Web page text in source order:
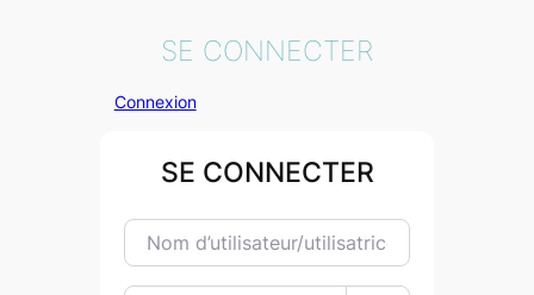
SE CONNECTER
Connexion
SE CONNECTER
Nom d’utilisateur/utilisatrice ou e-mail